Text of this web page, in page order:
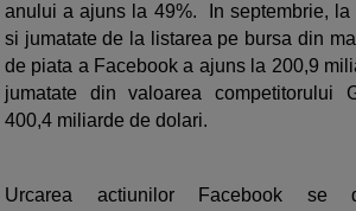
anului a ajuns la 49%. In septembrie,
si jumatate de la listarea pe bursa din
de piata a Facebook a ajuns la 200,9
jumatate din valoarea competitorului
400,4 miliarde de dolari.
Urcarea actiunilor Facebook se